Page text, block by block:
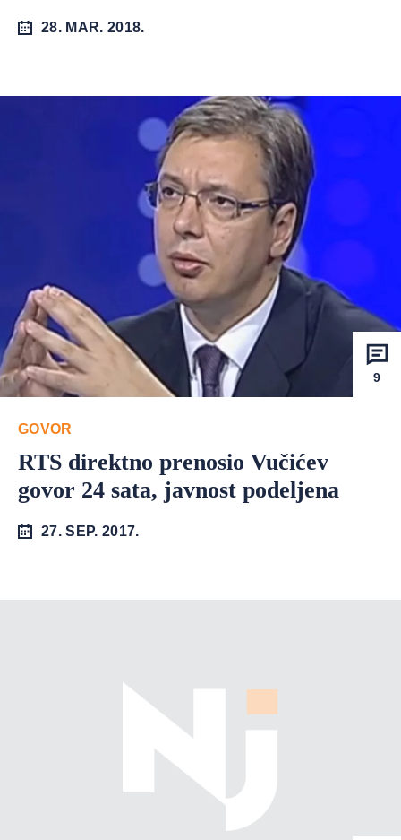
28. MAR. 2018.
9
GOVOR
RTS direktno prenosio Vučićev
govor 24 sata, javnost podeljena
27. SEP. 2017.